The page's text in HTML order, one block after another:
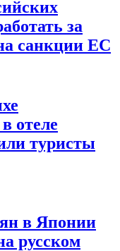
за
санкции ЕС
отеле
туристы
в Японии
русском